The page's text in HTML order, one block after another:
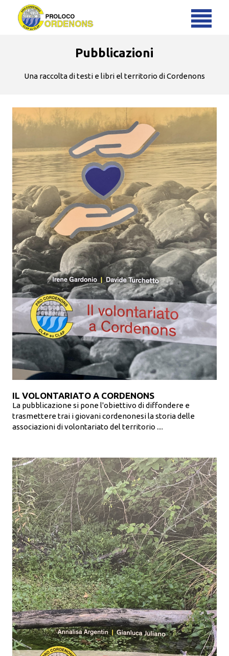
Pubblicazioni
Una raccolta di testi e libri el territorio di Cordenons
IL VOLONTARIATO A CORDENONS
La pubblicazione si pone l'obiettivo di diffondere e
trasmettere trai i giovani cordenonesi la storia delle
associazioni di volontariato del territorio ....